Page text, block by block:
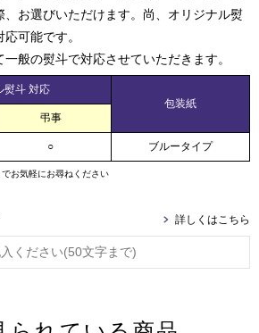
、お選びいただけます。尚、オリジナル熨
可能です。
般の熨斗で対応させていただきます。
熨斗 対応
包装紙
弔事
○ ブルータイプ
お気軽にお尋ねください